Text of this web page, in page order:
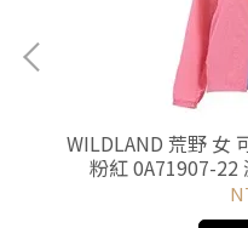
WILDLAND 荒野 女
粉紅 0A71907-